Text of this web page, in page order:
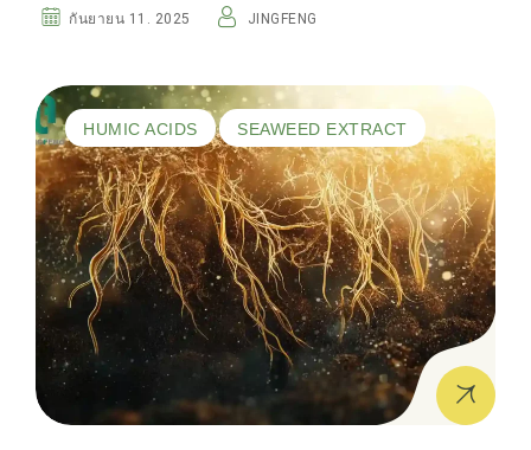
กันยายน 11. 2025 JINGFENG
HUMIC ACIDS SEAWEED EXTRACT